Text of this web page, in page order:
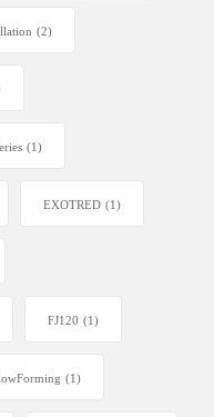
(2)
(1)
EXOTRED (1)
FJ120 (1)
(1)